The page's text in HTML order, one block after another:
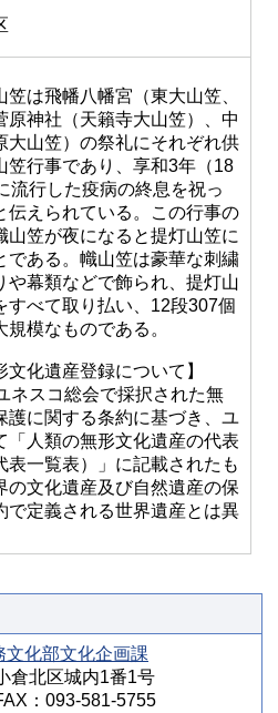
は飛幡八幡宮（東大山笠、
原神社（天籟寺大山笠）、中
大山笠）の祭礼にそれぞれ供
笠行事であり、享和3年（18
流行した疫病の終息を祝っ
伝えられている。この行事の
山笠が夜になると提灯山笠に
である。幟山笠は豪華な刺繍
や幕類などで飾られ、提灯山
すべて取り払い、12段307個
模なものである。
文化遺産登録について】
スコ総会で採択された無
護に関する条約に基づき、ユ
「人類の無形文化遺産の代表
表一覧表）」に記載されたも
の文化遺産及び自然遺産の保
で定義される世界遺産とは異
化部文化企画課
北区城内1番1号
：093-581-5755